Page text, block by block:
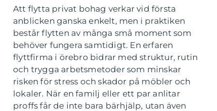
Att flytta privat bohag verkar vid första
anblicken ganska enkelt, men i praktiken
består flytten av många små moment som
behöver fungera samtidigt. En erfaren
flyttfirma i örebro bidrar med struktur, rutin
och trygga arbetsmetoder som minskar
risken för stress och skador på möbler och
lokaler. När en familj eller ett par anlitar
proffs får de inte bara bärhjälp, utan även